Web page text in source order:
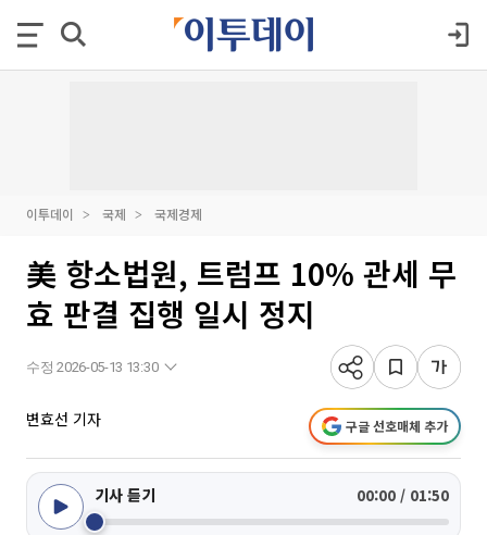
이투데이 국제 국제경제
美 항소법원, 트럼프 10% 관세 무
효 판결 집행 일시 정지
수정 2026-05-13 13:30
변효선 기자 구글 선호매체 추가
기사 듣기 00:00 / 01:50